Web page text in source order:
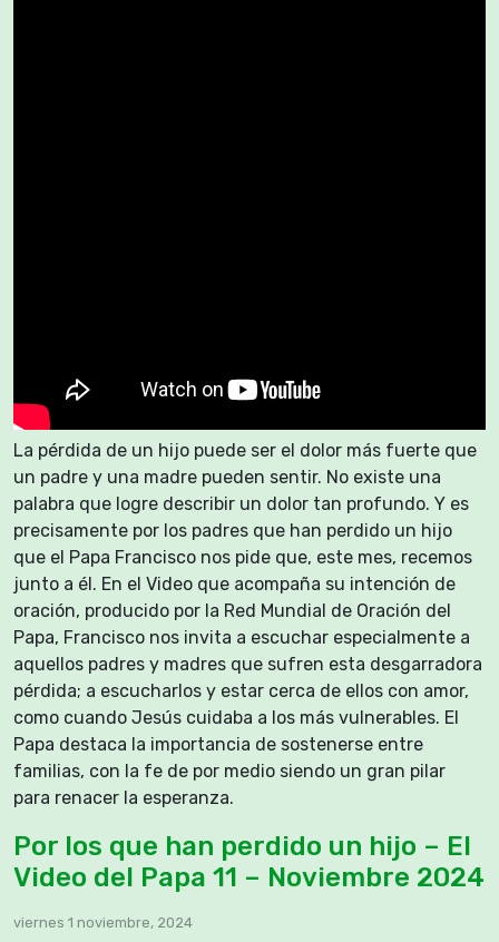
La pérdida de un hijo puede ser el dolor más fuerte que
un padre y una madre pueden sentir. No existe una
palabra que logre describir un dolor tan profundo. Y es
precisamente por los padres que han perdido un hijo
que el Papa Francisco nos pide que, este mes, recemos
junto a él. En el Video que acompaña su intención de
oración, producido por la Red Mundial de Oración del
Papa, Francisco nos invita a escuchar especialmente a
aquellos padres y madres que sufren esta desgarradora
pérdida; a escucharlos y estar cerca de ellos con amor,
como cuando Jesús cuidaba a los más vulnerables. El
Papa destaca la importancia de sostenerse entre
familias, con la fe de por medio siendo un gran pilar
para renacer la esperanza.
Por los que han perdido un hijo – El
Video del Papa 11 – Noviembre 2024
viernes 1 noviembre, 2024